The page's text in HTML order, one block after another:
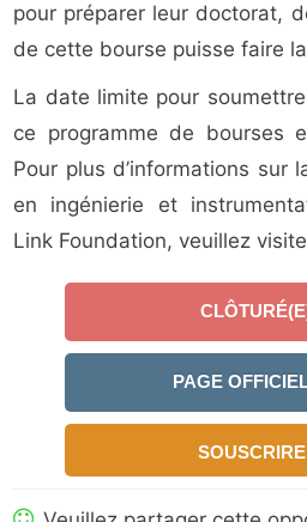
pour préparer leur doctorat,
de cette bourse puisse faire
La date limite pour
ce programme de bourses
Pour plus d’informations sur
en ingénierie et
Link Foundation, veuillez
PAGE
SOUSCRIRE